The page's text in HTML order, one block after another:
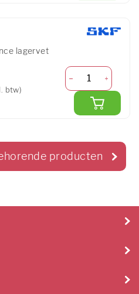
lagervet
btw)
producten